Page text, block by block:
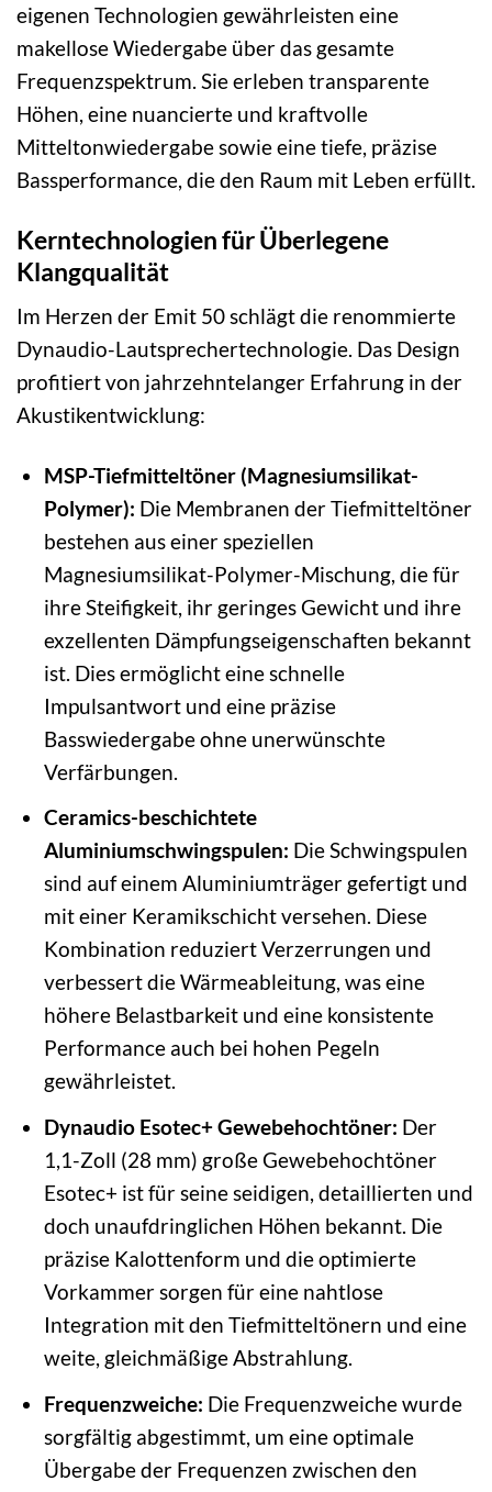
eigenen Technologien gewährleisten eine
makellose Wiedergabe über das gesamte
Frequenzspektrum. Sie erleben transparente
Höhen, eine nuancierte und kraftvolle
Mitteltonwiedergabe sowie eine tiefe, präzise
Bassperformance, die den Raum mit Leben erfüllt.
Kerntechnologien für Überlegene
Klangqualität
Im Herzen der Emit 50 schlägt die renommierte
Dynaudio-Lautsprechertechnologie. Das Design
profitiert von jahrzehntelanger Erfahrung in der
Akustikentwicklung:
MSP-Tiefmitteltöner (Magnesiumsilikat-
Polymer): Die Membranen der Tiefmitteltöner
bestehen aus einer speziellen
Magnesiumsilikat-Polymer-Mischung, die für
ihre Steifigkeit, ihr geringes Gewicht und ihre
exzellenten Dämpfungseigenschaften bekannt
ist. Dies ermöglicht eine schnelle
Impulsantwort und eine präzise
Basswiedergabe ohne unerwünschte
Verfärbungen.
Ceramics-beschichtete
Aluminiumschwingspulen: Die Schwingspulen
sind auf einem Aluminiumträger gefertigt und
mit einer Keramikschicht versehen. Diese
Kombination reduziert Verzerrungen und
verbessert die Wärmeableitung, was eine
höhere Belastbarkeit und eine konsistente
Performance auch bei hohen Pegeln
gewährleistet.
Dynaudio Esotec+ Gewebehochtöner: Der
1,1-Zoll (28 mm) große Gewebehochtöner
Esotec+ ist für seine seidigen, detaillierten und
doch unaufdringlichen Höhen bekannt. Die
präzise Kalottenform und die optimierte
Vorkammer sorgen für eine nahtlose
Integration mit den Tiefmitteltönern und eine
weite, gleichmäßige Abstrahlung.
Frequenzweiche: Die Frequenzweiche wurde
sorgfältig abgestimmt, um eine optimale
Übergabe der Frequenzen zwischen den